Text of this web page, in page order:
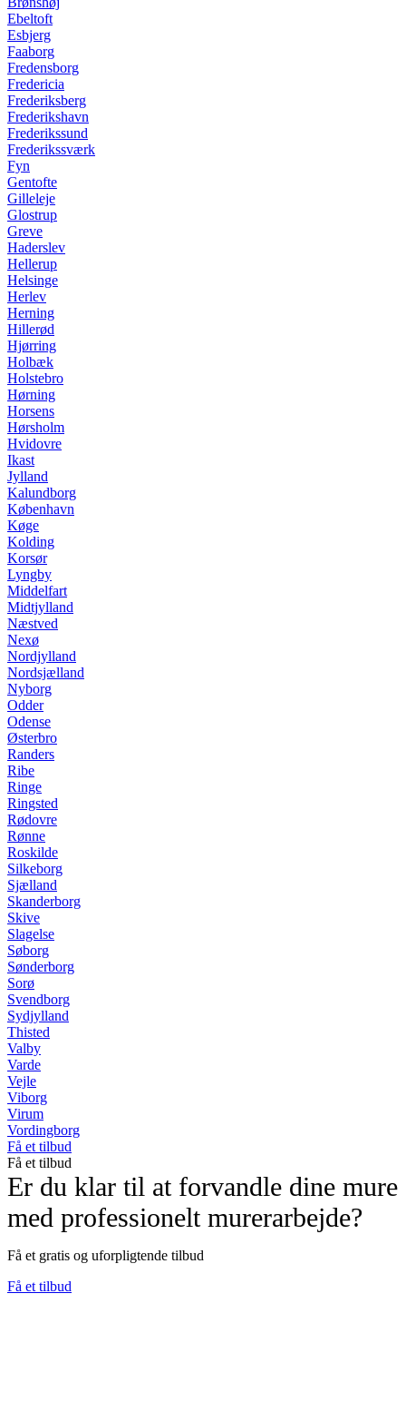
Ebeltoft
Esbjerg
Faaborg
Fredensborg
Fredericia
Frederiksberg
Frederikshavn
Frederikssund
Frederikssværk
Fyn
Gentofte
Gilleleje
Glostrup
Greve
Haderslev
Hellerup
Helsinge
Herlev
Herning
Hillerød
Hjørring
Holbæk
Holstebro
Hørning
Horsens
Hørsholm
Hvidovre
Ikast
Jylland
Kalundborg
København
Køge
Kolding
Korsør
Lyngby
Middelfart
Midtjylland
Næstved
Nexø
Nordjylland
Nordsjælland
Nyborg
Odder
Odense
Østerbro
Randers
Ribe
Ringe
Ringsted
Rødovre
Rønne
Roskilde
Silkeborg
Sjælland
Skanderborg
Skive
Slagelse
Søborg
Sønderborg
Sorø
Svendborg
Sydjylland
Thisted
Valby
Varde
Vejle
Viborg
Virum
Vordingborg
Få et tilbud
Få et tilbud
Er du klar til at forvandle dine mure
med professionelt murerarbejde?
Få et gratis og uforpligtende tilbud
Få et tilbud